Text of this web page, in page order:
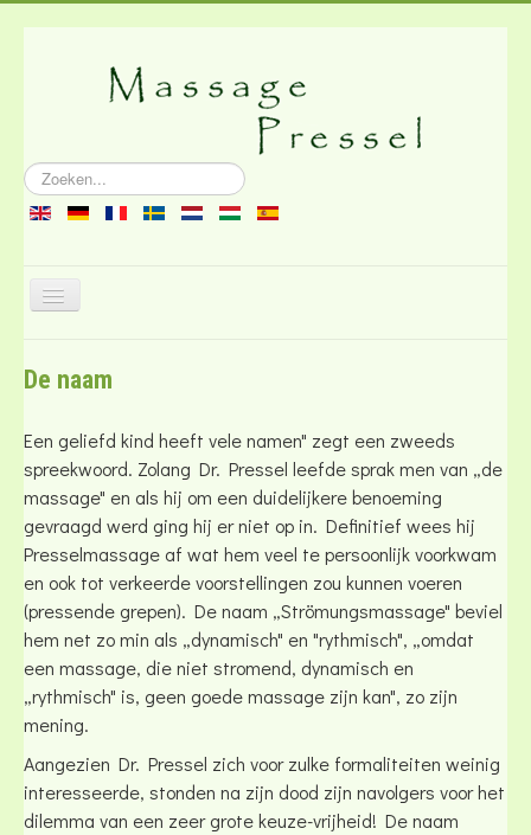
Zoeken...
Schakelen
Literatuur
Contact
De naam
Een geliefd kind heeft vele namen" zegt een zweeds
spreekwoord. Zolang Dr. Pressel leefde sprak men van „de
massage" en als hij om een duidelijkere benoeming
gevraagd werd ging hij er niet op in. Definitief wees hij
Presselmassage af wat hem veel te persoonlijk voorkwam
en ook tot verkeerde voorstellingen zou kunnen voeren
(pressende grepen). De naam „Strömungsmassage" beviel
hem net zo min als „dynamisch" en "rythmisch", „omdat
een massage, die niet stromend, dynamisch en
„rythmisch" is, geen goede massage zijn kan", zo zijn
mening.
Aangezien Dr. Pressel zich voor zulke formaliteiten weinig
interesseerde, stonden na zijn dood zijn navolgers voor het
dilemma van een zeer grote keuze-vrijheid! De naam